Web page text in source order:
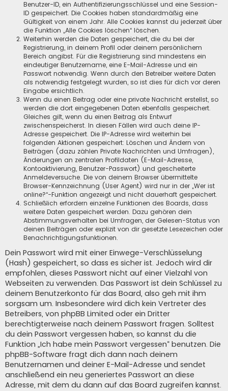
Benutzer-ID, ein Authentifizierungsschlüssel und eine Session-
ID gespeichert. Die Cookies haben standardmäßig eine
Gültigkeit von einem Jahr. Alle Cookies kannst du jederzeit über
die Funktion „Alle Cookies löschen“ löschen.
Weiterhin werden die Daten gespeichert, die du bei der
Registrierung, in deinem Profil oder deinem persönlichem
Bereich angibst. Für die Registrierung sind mindestens ein
eindeutiger Benutzername, eine E-Mail-Adresse und ein
Passwort notwendig. Wenn durch den Betreiber weitere Daten
als notwendig festgelegt wurden, so ist dies für dich vor deren
Eingabe ersichtlich.
Wenn du einen Beitrag oder eine private Nachricht erstellst, so
werden die dort eingegebenen Daten ebenfalls gespeichert.
Gleiches gilt, wenn du einen Beitrag als Entwurf
zwischenspeicherst. In diesen Fällen wird auch deine IP-
Adresse gespeichert. Die IP-Adresse wird weiterhin bei
folgenden Aktionen gespeichert: Löschen und Ändern von
Beiträgen (dazu zählen Private Nachrichten und Umfragen),
Änderungen an zentralen Profildaten (E-Mail-Adresse,
Kontoaktivierung, Benutzer-Passwort) und gescheiterte
Anmeldeversuche. Die von deinem Browser übermittelte
Browser-Kennzeichnung (User Agent) wird nur in der „Wer ist
online?“-Funktion angezeigt und nicht dauerhaft gespeichert.
Schließlich erfordern einzelne Funktionen des Boards, dass
weitere Daten gespeichert werden. Dazu gehören dein
Abstimmungsverhalten bei Umfragen, der Gelesen-Status von
deinen Beiträgen oder explizit von dir gesetzte Lesezeichen oder
Benachrichtigungsfunktionen.
Dein Passwort wird mit einer Einwege-Verschlüsselung
(Hash) gespeichert, so dass es sicher ist. Jedoch wird dir
empfohlen, dieses Passwort nicht auf einer Vielzahl von
Webseiten zu verwenden. Das Passwort ist dein Schlüssel zu
deinem Benutzerkonto für das Board, also geh mit ihm
sorgsam um. Insbesondere wird dich kein Vertreter des
Betreibers, von phpBB Limited oder ein Dritter
berechtigterweise nach deinem Passwort fragen. Solltest
du dein Passwort vergessen haben, so kannst du die
Funktion „Ich habe mein Passwort vergessen“ benutzen. Die
phpBB-Software fragt dich dann nach deinem
Benutzernamen und deiner E-Mail-Adresse und sendet
anschließend ein neu generiertes Passwort an diese
Adresse, mit dem du dann auf das Board zugreifen kannst.